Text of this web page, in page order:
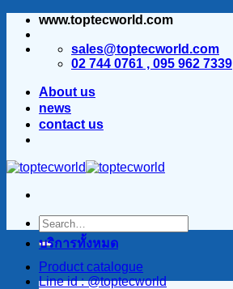
ข้าม
www.toptecworld.com
sales@toptecworld.com
02 744 0761 , 095 962 7339
About us
news
contact us
Product catalogue
Line id : @toptecworld
บริการทั้งหมด